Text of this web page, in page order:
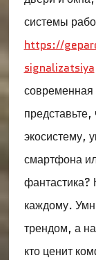
системы
https://
signalizatsiya
современная
экосистему,
смартфона
фантастика?
каждому.
трендом, а
кто ценит